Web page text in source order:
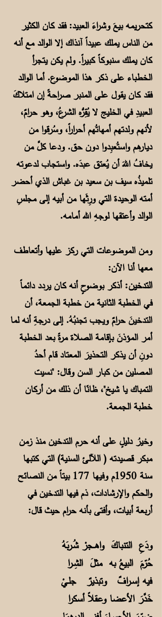
كتحريمه بيعَ وشراءَ العبيد: فقد كان الكثير
من الناس يملك عبيداً آنذاك إلا الوالد مع أنه
كان يملك سنبوكاً كبيراً. ولم يكن يتجرأ
الخطباء على ذكر هذا الموضوع. أما الوالد
فقد كان يقول على المنبر صراحةً إن امتلاكَ
العبيدِ في الخليج لا يُقِرُّه الشرعُ، وهو حرامٌ،
لأنهم ولدتهم أمهاتُهم أحراراً، وسُرقوا من
ديارهم واستُعبِدوا دون حق. ودعا كلَّ من
يخافُ اللهَ أن يُعتق عبدَه. واستجاب لدعوته
تلميذُه سيف بن سعيد بن غباش الذي أحضر
أمته الوحيدة التي ورِثَها من أبيه إلى مجلسِ
الوالد وأعتقها لوجهِ الله أمامه.
ومن الموضوعات التي ركز عليها وأتعاطف
معها أنا الآن:
التدخين:أذكر بوضوحٍ أنه كان يردد دائماً
في الخطبة الثانية من خطبة الجمعة، أن
التدخينَ حرامٌ ويجب تجنبُهُ. إلى درجةِ أنه لما
أمر المؤذنَ بإقامة الصلاة مرةً بعد الخطبة
دونِ أن يذكر التحذيرَ المعتاد قام أحدُ
المصلين من كبار السن وقال: "نسيت
التمباك يا شيخ"، ظانًا أن ذلك من أركان
خطبة الجمعة.
وخيرُ دليلٍ على أنه حرم التدخين منذ زمن
مبكر قصيدته ( اللآلئ السنية) التي كتبها
سنة 1950م وفيها 177 بيتاً من النصائح
والحكم والإرشادات، ذم فيها التدخين في
أربعة أبيات، وأفتى بأنه حرام حيث قال:
ودَعِ التنباكَ واهــجرْ شُـربَهُ
حُرّمَ البيعُ به مثلَ الشِـرا
فيه إسـرافٌ وتبذيرٌ جلـيْ
خَدَّرَ الأعضا وعقلاً أسكرا